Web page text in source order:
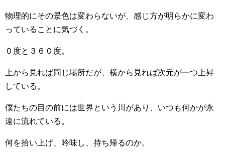
物理的にその景色は変わらないが、感じ方が明らかに変わ
っていることに気づく。
０度と３６０度。
上から見れば同じ場所だが、横から見れば次元が一つ上昇
している。
僕たちの目の前には世界という川があり、いつも何かが永
遠に流れている。
何を拾い上げ、吟味し、持ち帰るのか。